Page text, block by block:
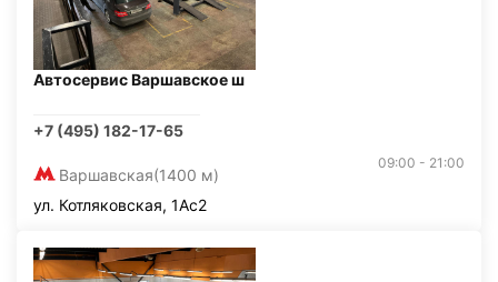
Автосервис Варшавское ш
+7 (495) 182-17-65
Варшавская(1400 м)
09:00 - 21:00
ул. Котляковская, 1Ас2